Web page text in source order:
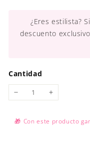
¿Eres estilista?
descuento
Cantidad
+
🎁 Con este producto